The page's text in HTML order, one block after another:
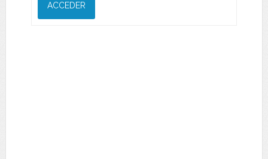
ACCEDER